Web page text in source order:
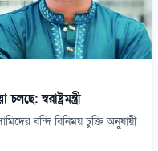
স্বরাষ্ট্রমন্ত্রী
বন্দি বিনিময় চুক্তি অনুযায়ী